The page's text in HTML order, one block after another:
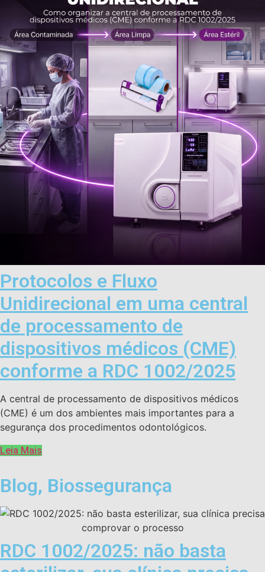
Protocolos e Fluxo
Unidirecional em uma central
de processamento de
dispositivos médicos (CME)
conforme a RDC 1002/2025
A central de processamento de dispositivos médicos
(CME) é um dos ambientes mais importantes para a
segurança dos procedimentos odontológicos.
Leia Mais
Blog, Biossegurança
RDC 1002/2025: não basta